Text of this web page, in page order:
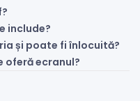
include?
și poate fi înlocuită?
oferă ecranul?